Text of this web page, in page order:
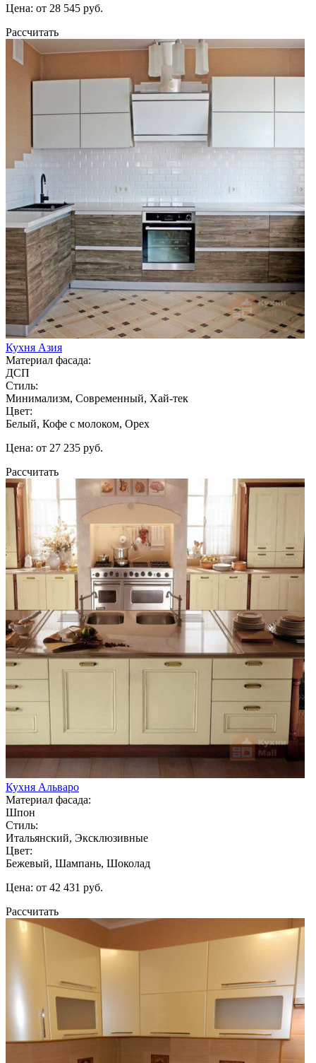
Цена: от 28 545 руб.
Рассчитать
Кухня Азия
Материал фасада:
ДСП
Стиль:
Минимализм, Современный, Хай-тек
Цвет:
Белый, Кофе с молоком, Орех
Цена: от 27 235 руб.
Рассчитать
Кухня Альваро
Материал фасада:
Шпон
Стиль:
Итальянский, Эксклюзивные
Цвет:
Бежевый, Шампань, Шоколад
Цена: от 42 431 руб.
Рассчитать